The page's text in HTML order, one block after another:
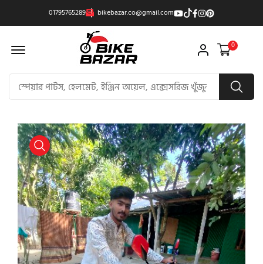
01795765289 bikebazar.co@gmail.com
Offcanvas Menu Open 0
product view